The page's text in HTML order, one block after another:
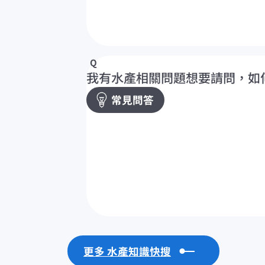
我有水產相關問題想要請問，如
常見問答
更多 水產知識快搜